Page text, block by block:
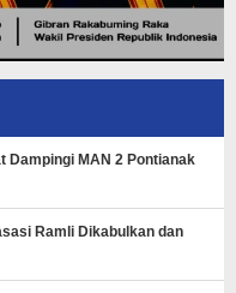
Dampingi MAN 2 Pontianak
Ramli Dikabulkan dan